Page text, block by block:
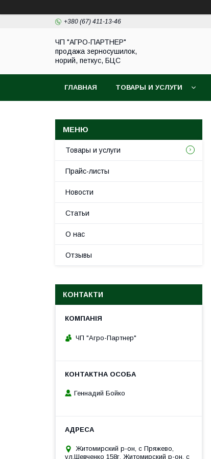
+380 (67) 411-13-46
ЧП "АГРО-ПАРТНЕР"
продажа зерносушилок,
норий, петкус, БЦС
ГЛАВНАЯ ТОВАРЫ И УСЛУГИ
Товары и услуги
Прайс-листы
Новости
Статьи
О нас
Отзывы
КОНТАКТИ
ЧП "Агро-Партнер"
Геннадий Бойко
Житомирский р-он, с Пряжево,
ул.Шевченко 158г, Житомирский р-он, с